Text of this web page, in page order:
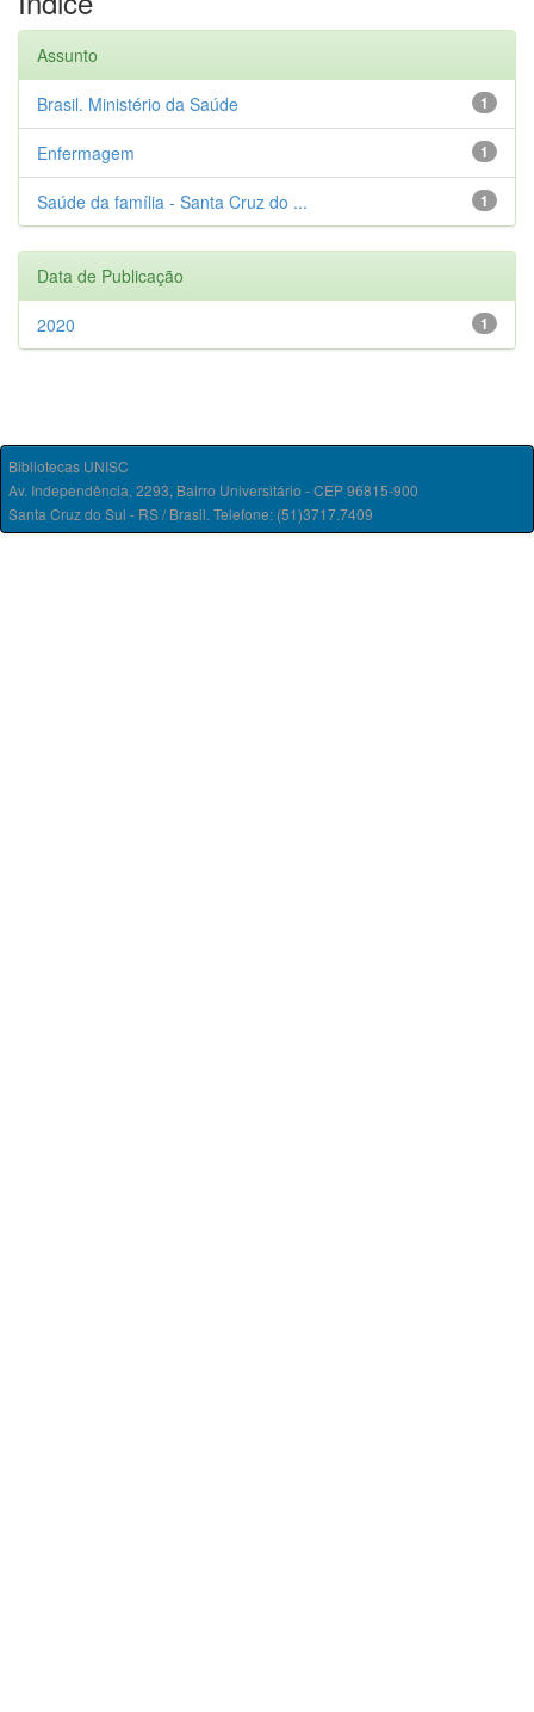
Assunto
1
Brasil. Ministério da Saúde
1
Enfermagem
1
Saúde da família - Santa Cruz do ...
Data de Publicação
1
2020
Bibliotecas UNISC
Av. Independência, 2293, Bairro Universitário - CEP 96815-900
Santa Cruz do Sul - RS / Brasil. Telefone: (51)3717.7409